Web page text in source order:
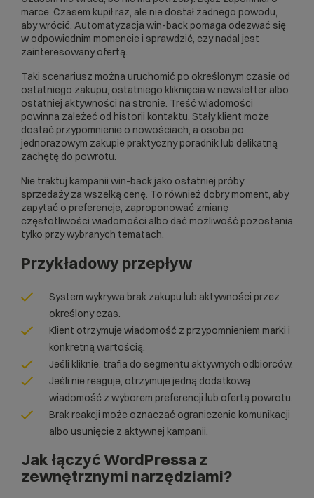
marce. Czasem kupił raz, ale nie dostał żadnego powodu,
aby wrócić. Automatyzacja win-back pomaga odezwać się
w odpowiednim momencie i sprawdzić, czy nadal jest
zainteresowany ofertą.
Taki scenariusz można uruchomić po określonym czasie od
ostatniego zakupu, ostatniego kliknięcia w newsletter albo
ostatniej aktywności na stronie. Treść wiadomości
powinna zależeć od historii kontaktu. Stały klient może
dostać przypomnienie o nowościach, a osoba po
jednorazowym zakupie praktyczny poradnik lub delikatną
zachętę do powrotu.
Nie traktuj kampanii win-back jako ostatniej próby
sprzedaży za wszelką cenę. To również dobry moment, aby
zapytać o preferencje, zaproponować zmianę
częstotliwości wiadomości albo dać możliwość pozostania
tylko przy wybranych tematach.
Przykładowy przepływ
System wykrywa brak zakupu lub aktywności przez
określony czas.
Klient otrzymuje wiadomość z przypomnieniem marki i
konkretną wartością.
Jeśli kliknie, trafia do segmentu aktywnych odbiorców.
Jeśli nie reaguje, otrzymuje jedną dodatkową
wiadomość z wyborem preferencji lub ofertą powrotu.
Brak reakcji może oznaczać ograniczenie komunikacji
albo usunięcie z aktywnej kampanii.
Jak łączyć WordPressa z
zewnętrznymi narzędziami?